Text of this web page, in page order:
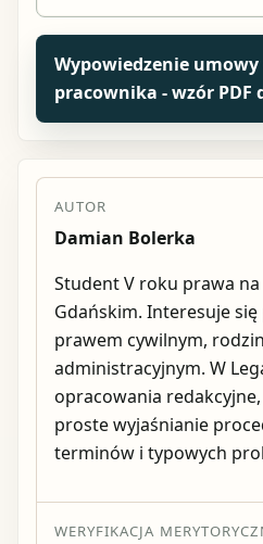
Wypowiedzenie umowy
pracownika - wzór PDF
AUTOR
Damian Bolerka
Student V roku prawa
Gdańskim. Interesuje
prawem cywilnym,
administracyjnym. W
opracowania
proste wyjaśnianie
terminów i typowych
WERYFIKACJA